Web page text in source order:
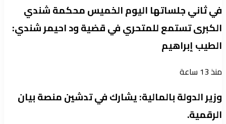
في ثاني جلساتها اليوم الخميس محكمة شندي
الكبرى تستمع للمتحري في قضية ود احيمر شندي:
الطيب إبراهيم
منذ 13 ساعة
وزير الدولة بالمالية: يشارك في تدشين منصة بيان
الرقمية.